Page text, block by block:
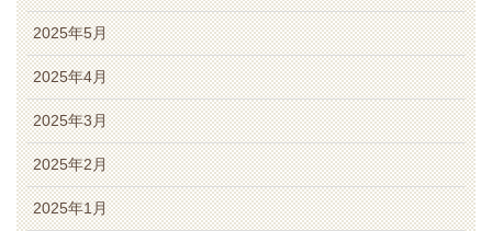
2025年5月
2025年4月
2025年3月
2025年2月
2025年1月